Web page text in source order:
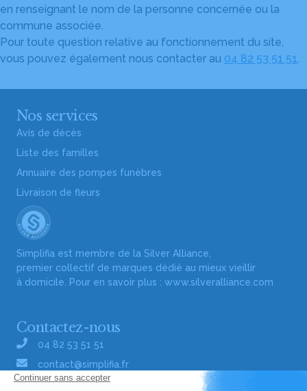
en renseignant le nom de la personne concernée ou la
commune associée.
Pour toute question relative au fonctionnement du site,
vous pouvez également nous contacter au 04 82 53 51 51.
Nos services
Avis de décès
Liste des familles
Annuaire des pompes funèbres
Livraison de fleurs
Simplifia est membre de la Silver Alliance,
premier collectif de marques dédié au mieux vieillir
à domicile. Pour en savoir plus : www.silveralliance.com
Contactez-nous
04 82 53 51 51
contact@simplifia.fr